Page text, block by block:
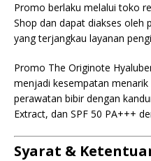
Promo berlaku melalui toko
Shop dan dapat diakses oleh
yang terjangkau layanan
Promo The Originote
menjadi kesempatan
perawatan bibir dengan
Extract, dan SPF 50 PA+++
Syarat &